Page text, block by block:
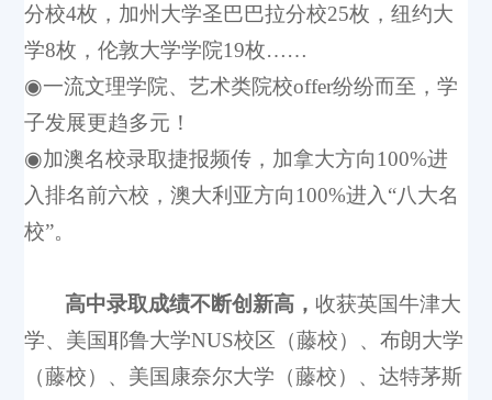
分校4枚，加州大学圣巴巴拉分校25枚，纽约大
学8枚，伦敦大学学院19枚……
◉一流文理学院、艺术类院校offer纷纷而至，学
子发展更趋多元！
◉加澳名校录取捷报频传，加拿大方向100%进
入排名前六校，澳大利亚方向100%进入“八大名
校”。
高中录取成绩不断创新高，收获英国牛津大
学、美国耶鲁大学NUS校区（藤校）、布朗大学
（藤校）、美国康奈尔大学（藤校）、达特茅斯